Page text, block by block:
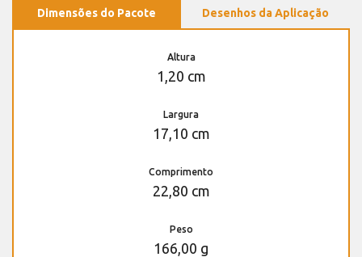
Dimensões do Pacote Desenhos da Aplicação
Altura
1,20 cm
Largura
17,10 cm
Comprimento
22,80 cm
Peso
166,00 g